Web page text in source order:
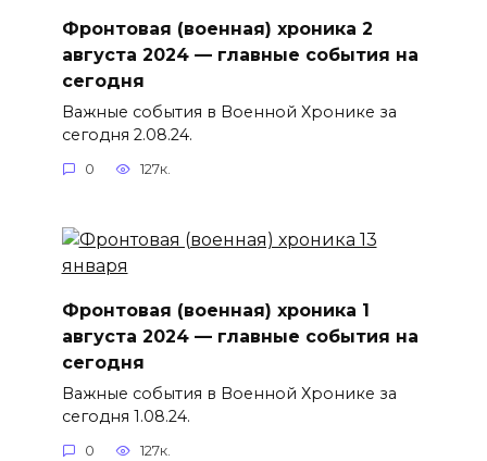
Фронтовая (военная) хроника 2
августа 2024 — главные события на
сегодня
Важные события в Военной Хронике за
сегодня 2.08.24.
0 127к.
Фронтовая (военная) хроника 1
августа 2024 — главные события на
сегодня
Важные события в Военной Хронике за
сегодня 1.08.24.
0 127к.